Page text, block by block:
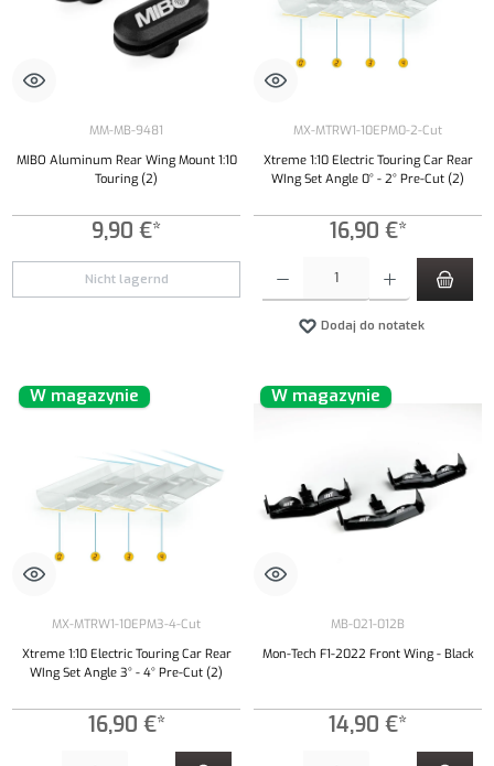
MM-MB-9481
MIBO Aluminum Rear Wing Mount 1:10
Touring (2)
9,90 €*
Nicht lagernd
MX-MTRW1-10EPM0-2-Cut
Xtreme 1:10 Electric Touring Car Rear
WIng Set Angle 0° - 2° Pre-Cut (2)
16,90 €*
Dodaj do notatek
W magazynie
MX-MTRW1-10EPM3-4-Cut
Xtreme 1:10 Electric Touring Car Rear
WIng Set Angle 3° - 4° Pre-Cut (2)
16,90 €*
W magazynie
MB-021-012B
Mon-Tech F1-2022 Front Wing - Black
14,90 €*